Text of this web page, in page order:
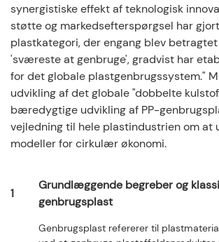
synergistiske effekt af teknologisk
støtte og markedsefterspørgsel har
plastkategori, der engang blev
'sværeste at genbruge', gradvist har
for det globale plastgenbrugssystem."
udvikling af det globale "dobbelte
bæredygtige udvikling af PP-
vejledning til hele plastindustrien om at
modeller for cirkulær økonomi.
1
Grundlæggende begreber og
genbrugsplast
Genbrugsplast refererer til